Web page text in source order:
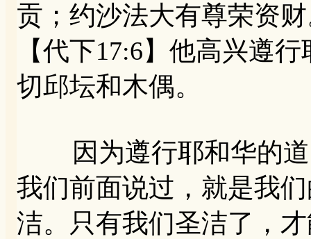
贡；约沙法大有尊荣资
【代下17:6】他高兴遵
切邱坛和木偶。
因为遵行耶和华的道
我们前面说过，就是我
洁。只有我们圣洁了，